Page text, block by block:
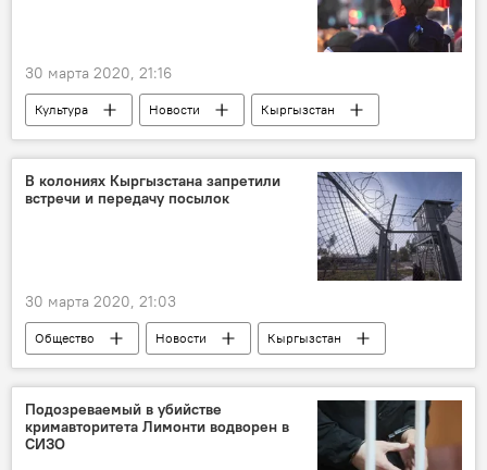
30 марта 2020, 21:16
Культура Новости
Кыргызстан
конкурс
День Победы
75-летие Победы в Великой Отечественной войне
В колониях Кыргызстана запретили
встречи и передачу посылок
30 марта 2020, 21:03
Общество Новости
Кыргызстан
Чрезвычайное положение в Кыргызстане
Подозреваемый в убийстве
кримавторитета Лимонти водворен в
СИЗО